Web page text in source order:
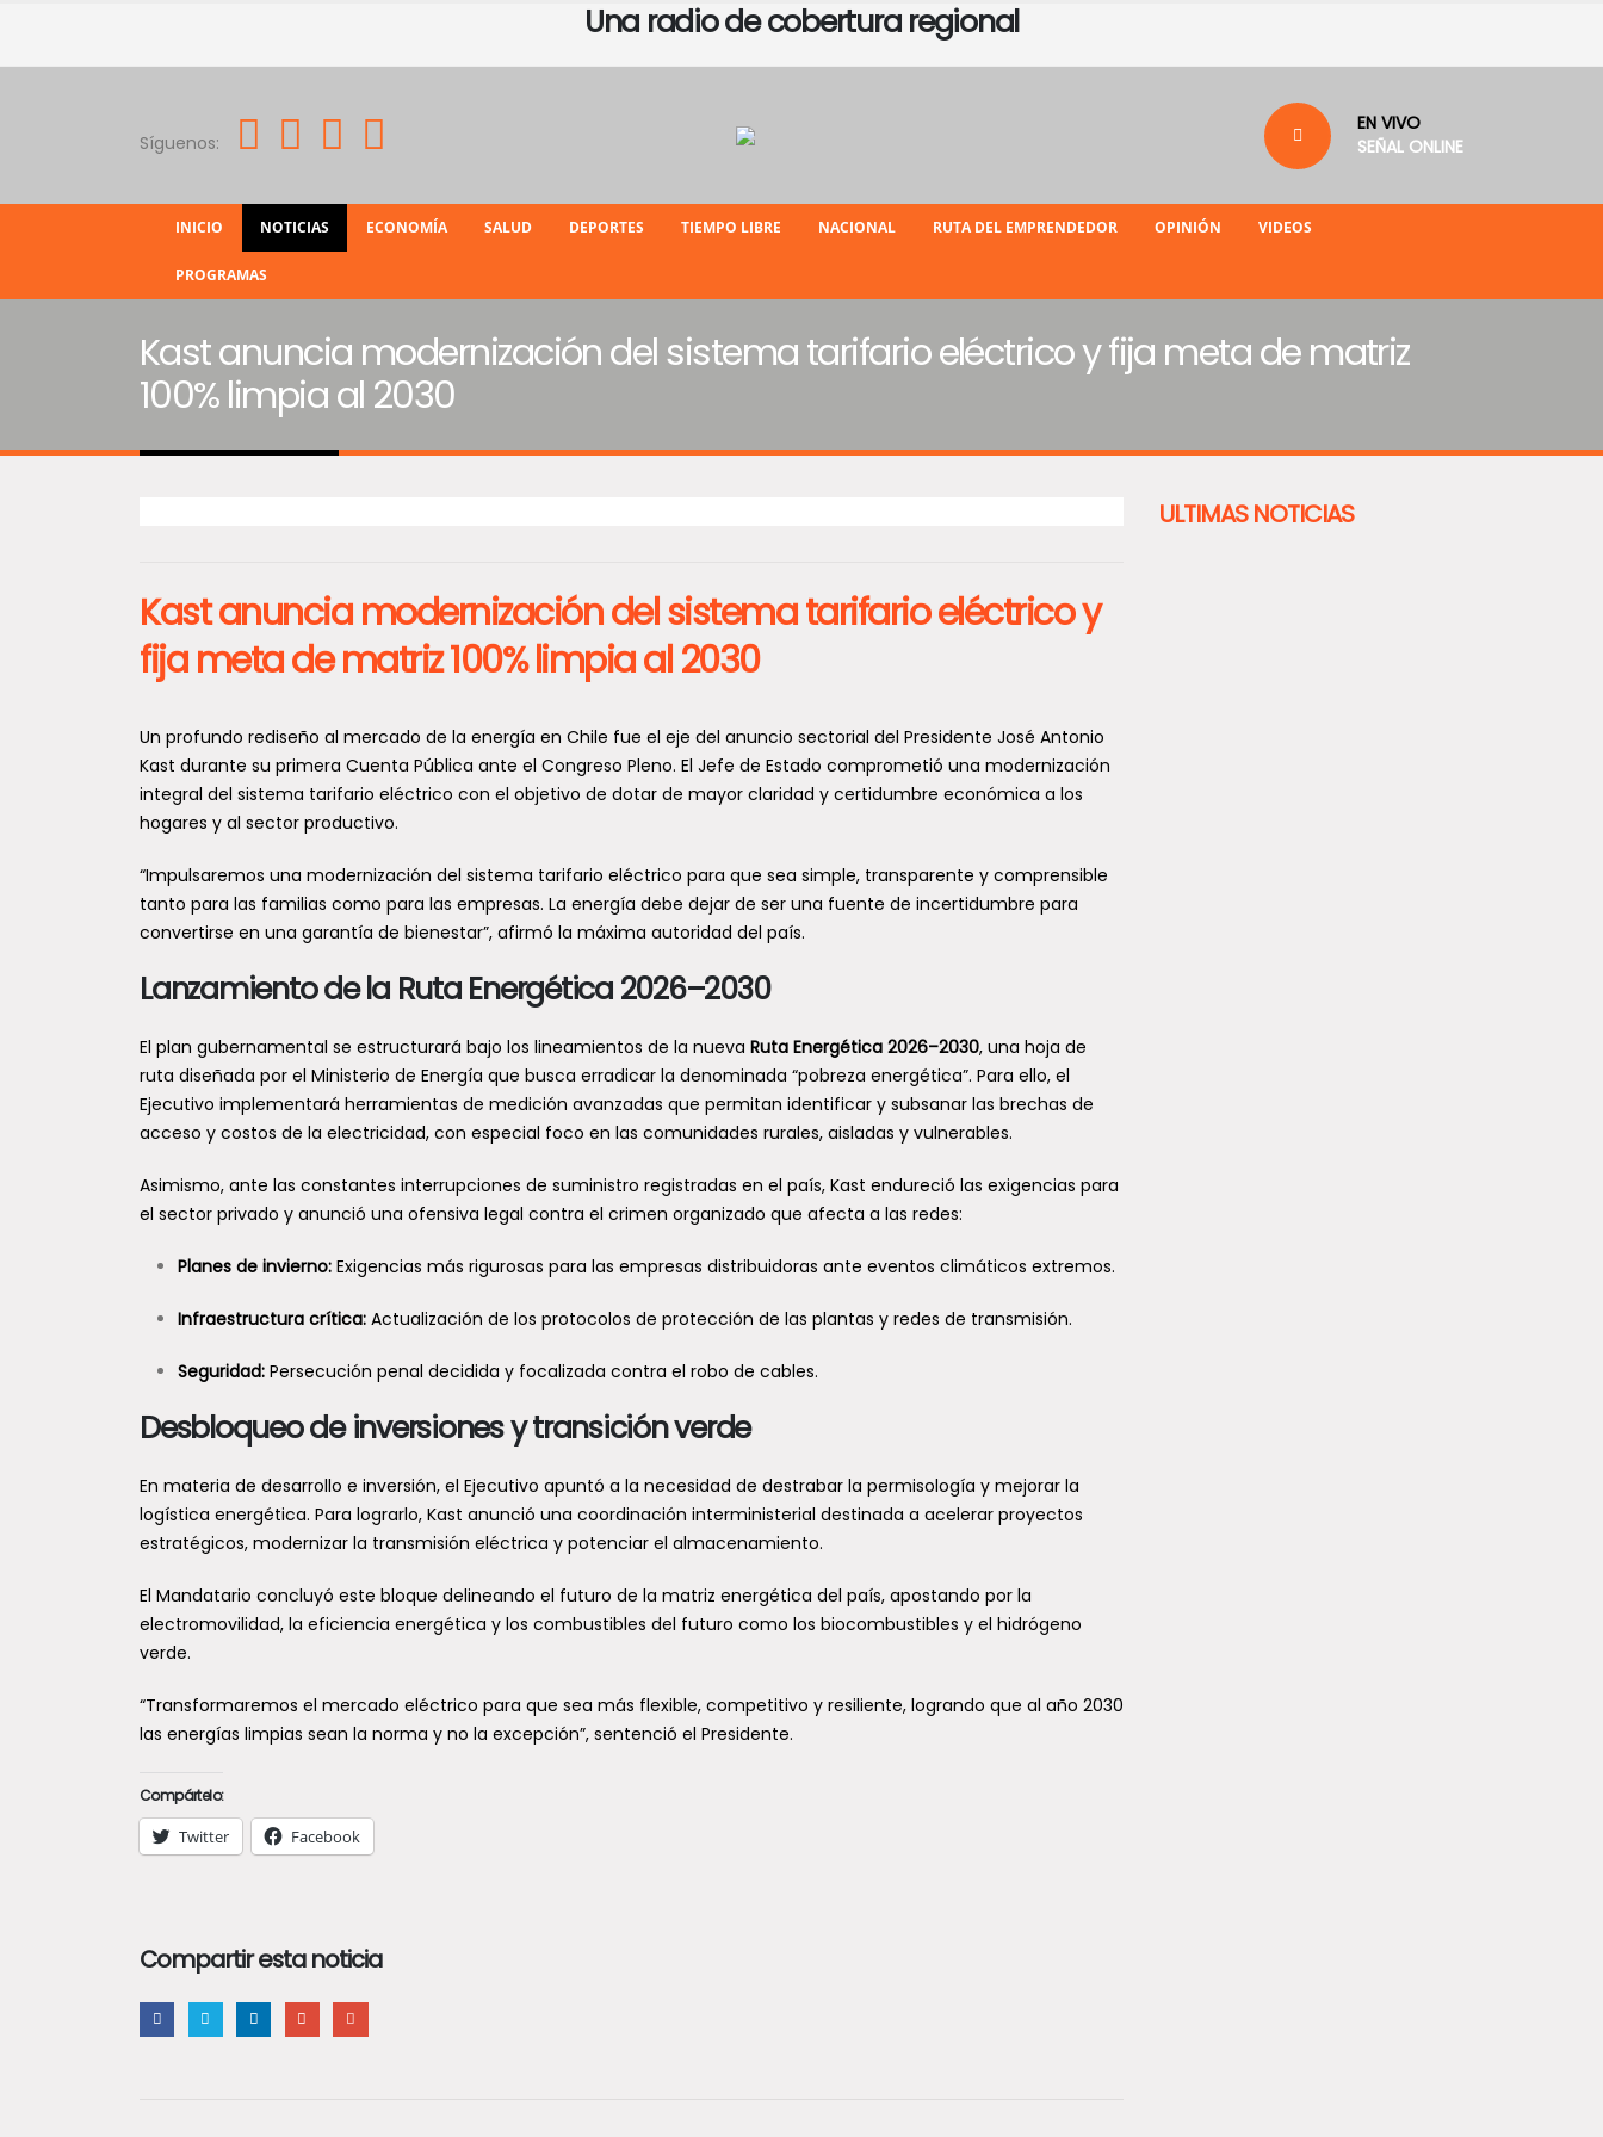
Una radio de cobertura regional
Síguenos:
EN VIVO
SEÑAL ONLINE
INICIO NOTICIAS ECONOMÍA SALUD DEPORTES TIEMPO LIBRE NACIONAL RUTA DEL EMPRENDEDOR OPINIÓN VIDEOS
PROGRAMAS
Kast anuncia modernización del sistema tarifario eléctrico y fija meta de matriz
100% limpia al 2030
Kast anuncia modernización del sistema tarifario eléctrico y
fija meta de matriz 100% limpia al 2030
Un profundo rediseño al mercado de la energía en Chile fue el eje del anuncio sectorial del Presidente José Antonio
Kast durante su primera Cuenta Pública ante el Congreso Pleno. El Jefe de Estado comprometió una modernización
integral del sistema tarifario eléctrico con el objetivo de dotar de mayor claridad y certidumbre económica a los
hogares y al sector productivo.
“Impulsaremos una modernización del sistema tarifario eléctrico para que sea simple, transparente y comprensible
tanto para las familias como para las empresas. La energía debe dejar de ser una fuente de incertidumbre para
convertirse en una garantía de bienestar”, afirmó la máxima autoridad del país.
Lanzamiento de la Ruta Energética 2026–2030
El plan gubernamental se estructurará bajo los lineamientos de la nueva Ruta Energética 2026–2030, una hoja de
ruta diseñada por el Ministerio de Energía que busca erradicar la denominada “pobreza energética”. Para ello, el
Ejecutivo implementará herramientas de medición avanzadas que permitan identificar y subsanar las brechas de
acceso y costos de la electricidad, con especial foco en las comunidades rurales, aisladas y vulnerables.
Asimismo, ante las constantes interrupciones de suministro registradas en el país, Kast endureció las exigencias para
el sector privado y anunció una ofensiva legal contra el crimen organizado que afecta a las redes:
Planes de invierno: Exigencias más rigurosas para las empresas distribuidoras ante eventos climáticos extremos.
Infraestructura crítica: Actualización de los protocolos de protección de las plantas y redes de transmisión.
Seguridad: Persecución penal decidida y focalizada contra el robo de cables.
Desbloqueo de inversiones y transición verde
En materia de desarrollo e inversión, el Ejecutivo apuntó a la necesidad de destrabar la permisología y mejorar la
logística energética. Para lograrlo, Kast anunció una coordinación interministerial destinada a acelerar proyectos
estratégicos, modernizar la transmisión eléctrica y potenciar el almacenamiento.
El Mandatario concluyó este bloque delineando el futuro de la matriz energética del país, apostando por la
electromovilidad, la eficiencia energética y los combustibles del futuro como los biocombustibles y el hidrógeno
verde.
“Transformaremos el mercado eléctrico para que sea más flexible, competitivo y resiliente, logrando que al año 2030
las energías limpias sean la norma y no la excepción”, sentenció el Presidente.
Compártelo:
Twitter Facebook
Compartir esta noticia
ULTIMAS NOTICIAS